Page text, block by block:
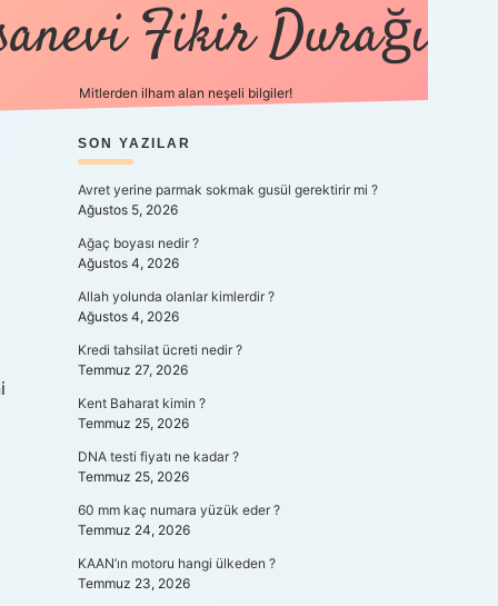
Fikir Durağı
Mitlerden ilham alan neşeli bilgiler!
SIDEBAR
SON YAZILAR
Avret yerine parmak sokmak gusül gerektirir mi ?
Ağustos 5, 2026
Ağaç boyası nedir ?
Ağustos 4, 2026
Allah yolunda olanlar kimlerdir ?
Ağustos 4, 2026
Kredi tahsilat ücreti nedir ?
Temmuz 27, 2026
Kent Baharat kimin ?
Temmuz 25, 2026
DNA testi fiyatı ne kadar ?
Temmuz 25, 2026
60 mm kaç numara yüzük eder ?
Temmuz 24, 2026
KAAN’ın motoru hangi ülkeden ?
Temmuz 23, 2026